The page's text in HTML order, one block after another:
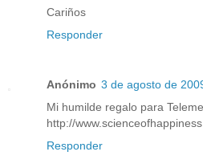
Cariños
Responder
Anónimo 3 de agosto de
Mi humilde regalo para
http://
Responder